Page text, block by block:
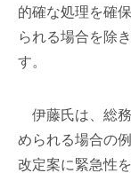
的確な処理を確
られる場合を除
す。
伊藤氏は、総
められる場合の
改定案に緊急性